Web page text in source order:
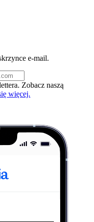
e-mail.
Zobacz naszą
więcej.